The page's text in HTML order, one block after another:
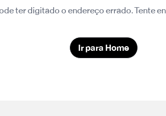
ter digitado o endereço errado. Tente
Ir para Home